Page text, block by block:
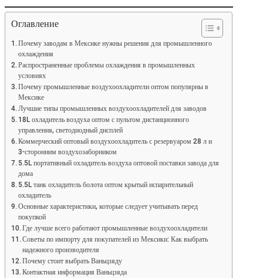
Оглавление
Почему заводам в Мексике нужны решения для промышленного
охлаждения
Распространенные проблемы охлаждения в промышленных
условиях
Почему промышленные воздухоохладители оптом популярны в
Мексике
Лучшие типы промышленных воздухоохладителей для заводов
18L охладитель воздуха оптом с пультом дистанционного
управления, светодиодный дисплей
Коммерческий оптовый воздухоохладитель с резервуаром 28 л и
3-сторонним воздухозаборником
5.5L портативный охладитель воздуха оптовой поставки завода для
дома
5.5L танк охладитель болота оптом крытый испарительный
охладитель
Основные характеристики, которые следует учитывать перед
покупкой
Где лучше всего работают промышленные воздухоохладители
Советы по импорту для покупателей из Мексики: Как выбрать
надежного производителя
Почему стоит выбрать Ваньцзяду
Контактная информация Ваньцзяда